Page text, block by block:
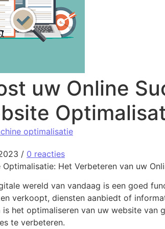
uw Online
optimalisatie
/ 0 reacties
Optimalisatie: Het Verbeteren van uw
wereld van vandaag is een goed
verkoopt, diensten aanbiedt of
is het optimaliseren van uw website
te verbeteren.